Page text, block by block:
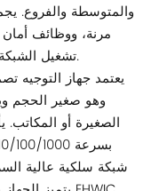
والمتوسطة والفروع.
مرنة، ووظائف
تشغيل الشبكة اليومي المستقر ونقل البيانات بشكل آمن.
يعتمد جهاز التوجيه
وهو صغير الحجم
الصغيرة أو
شبكة سلكية عالية